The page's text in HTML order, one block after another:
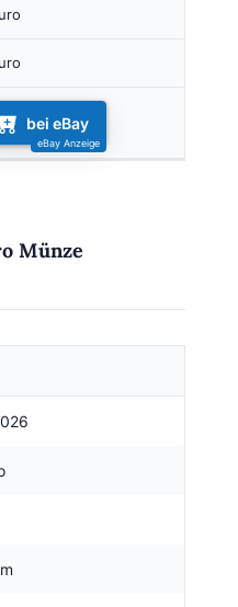
bei eBay
Münze